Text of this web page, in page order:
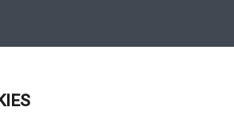
no logotipo